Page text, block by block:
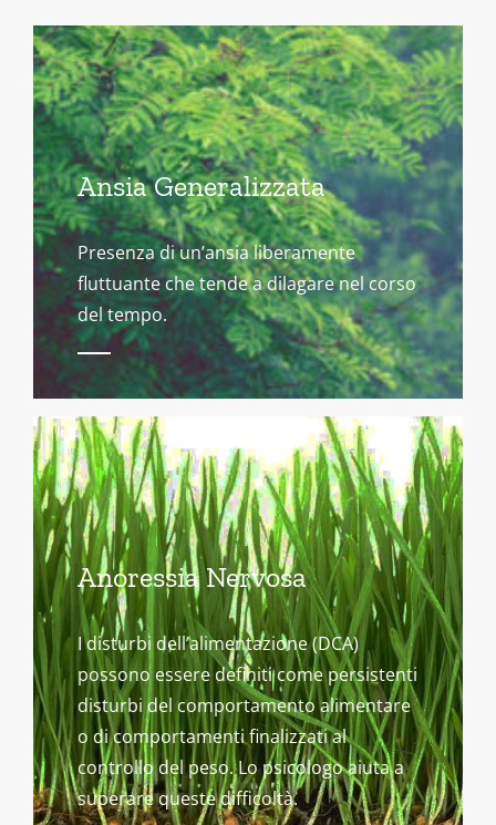
Ansia Generalizzata
Presenza di un’ansia liberamente
fluttuante che tende a dilagare nel corso
del tempo.
Anoressia Nervosa
I disturbi dell’alimentazione (DCA)
possono essere definiti come persistenti
disturbi del comportamento alimentare
o di comportamenti finalizzati al
controllo del peso. Lo psicologo aiuta a
superare queste difficoltà.